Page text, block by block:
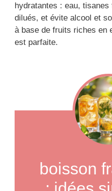
hydratantes : eau,
dilués, et évite alcool et
à base de fruits riches en
est parfaite.
boisson